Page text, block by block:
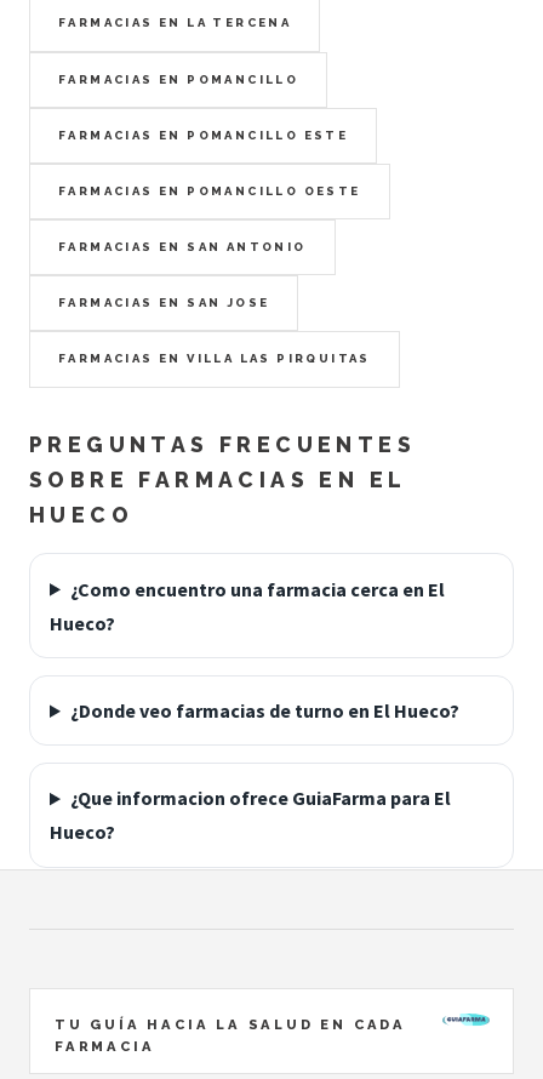
FARMACIAS EN LA TERCENA
FARMACIAS EN POMANCILLO
FARMACIAS EN POMANCILLO ESTE
FARMACIAS EN POMANCILLO OESTE
FARMACIAS EN SAN ANTONIO
FARMACIAS EN SAN JOSE
FARMACIAS EN VILLA LAS PIRQUITAS
PREGUNTAS FRECUENTES
SOBRE FARMACIAS EN EL
HUECO
¿Como encuentro una farmacia cerca en El
Hueco?
¿Donde veo farmacias de turno en El Hueco?
¿Que informacion ofrece GuiaFarma para El
Hueco?
TU GUÍA HACIA LA SALUD EN CADA
FARMACIA